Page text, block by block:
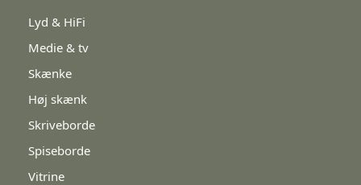
Lyd & HiFi
Medie & tv
Skænke
Høj skænk
Skriveborde
Spiseborde
Vitrine